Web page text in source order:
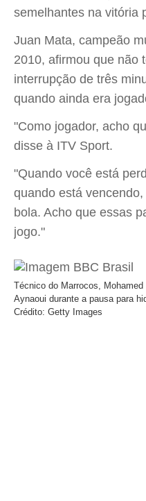
semelhantes na vitória
Juan Mata, campeão
2010, afirmou que não
interrupção de três
quando ainda era
"Como jogador, acho
disse à ITV Sport.
"Quando você está
quando está
bola. Acho que essas
jogo."
Técnico do Marrocos,
Aynaoui durante a pausa para
Crédito: Getty Images